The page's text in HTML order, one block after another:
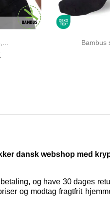
Bambus
dansk webshop med
og have 30 dages
og modtag fragtfrit